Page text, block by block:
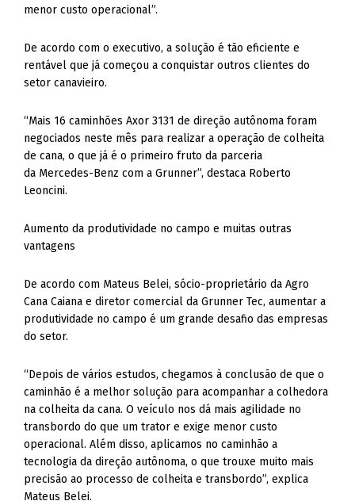
menor custo operacional”.
De acordo com o executivo, a solução é tão eficiente e
rentável que já começou a conquistar outros clientes do
setor canavieiro.
“Mais 16 caminhões Axor 3131 de direção autônoma foram
negociados neste mês para realizar a operação de colheita
de cana, o que já é o primeiro fruto da parceria
da Mercedes-Benz com a Grunner”, destaca Roberto
Leoncini.
Aumento da produtividade no campo e muitas outras
vantagens
De acordo com Mateus Belei, sócio-proprietário da Agro
Cana Caiana e diretor comercial da Grunner Tec, aumentar a
produtividade no campo é um grande desafio das empresas
do setor.
“Depois de vários estudos, chegamos à conclusão de que o
caminhão é a melhor solução para acompanhar a colhedora
na colheita da cana. O veículo nos dá mais agilidade no
transbordo do que um trator e exige menor custo
operacional. Além disso, aplicamos no caminhão a
tecnologia da direção autônoma, o que trouxe muito mais
precisão ao processo de colheita e transbordo”, explica
Mateus Belei.